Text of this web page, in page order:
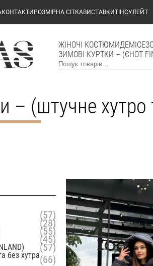
КОНТАКТИ РОЗМІРНА СІТКАВИСТАВКИТІНСУЛЕЙТ
ЖІНОЧІ КОСТЮМИ
ЗИМОВІ КУРТКИ – (ЄНОТ
– (штучне хутро
(57)
(28)
(55)
(45)
(57)
без хутра(66)